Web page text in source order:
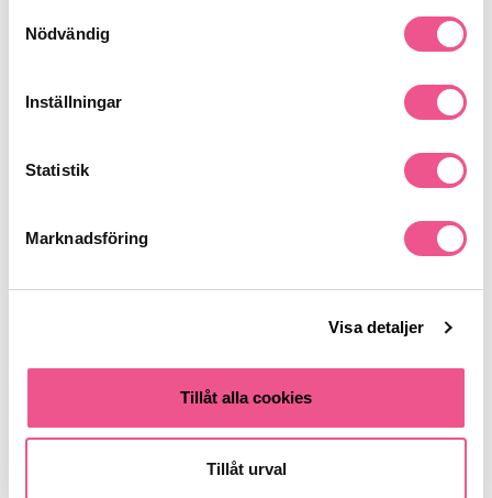
Nödvändig
Inställningar
Statistik
Marknadsföring
Visa detaljer
Tillåt alla cookies
Tillåt urval
Användning
jämnt i längder och toppar, låt verka en kort stund och skölj
sedan noggrant. Använd gärna tillsammans med Davines